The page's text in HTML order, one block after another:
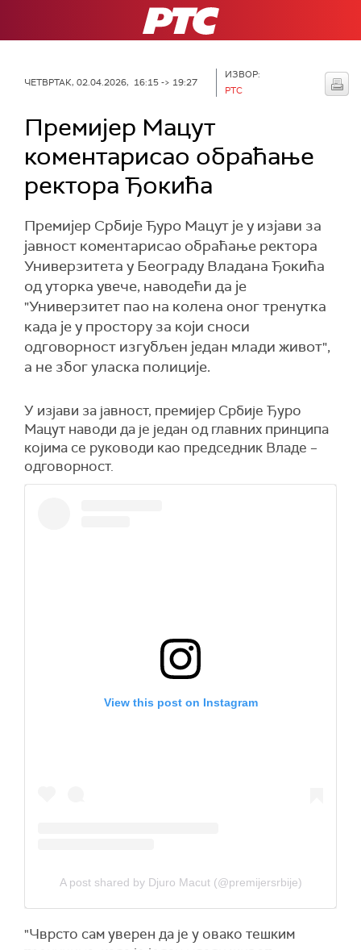
РТС
ЧЕТВРТАК, 02.04.2026, 16:15 -> 19:27
ИЗВОР:
РТС
Премијер Мацут
коментарисао обраћање
ректора Ђокића
Премијер Србије Ђуро Мацут је у изјави за
јавност коментарисао обраћање ректора
Универзитета у Београду Владана Ђокића
од уторка увече, наводећи да је
"Универзитет пао на колена оног тренутка
када је у простору за који сноси
одговорност изгубљен један млади живот",
а не због уласка полиције.
У изјави за јавност, премијер Србије Ђуро
Мацут наводи да је један од главних принципа
којима се руководи као председник Владе –
одговорност.
View this post on Instagram
A post shared by Djuro Macut (@premijersrbije)
"Чврсто сам уверен да је у овако тешким